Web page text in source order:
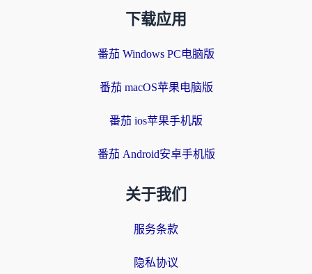
下载应用
番茄 Windows PC电脑版
番茄 macOS苹果电脑版
番茄 ios苹果手机版
番茄 Android安卓手机版
关于我们
服务条款
隐私协议